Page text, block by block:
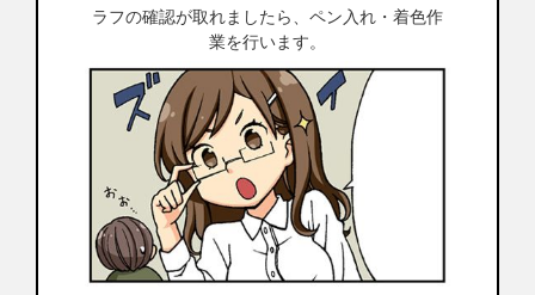
ラフの確認が取れましたら、ペン入れ・着色作
業を行います。